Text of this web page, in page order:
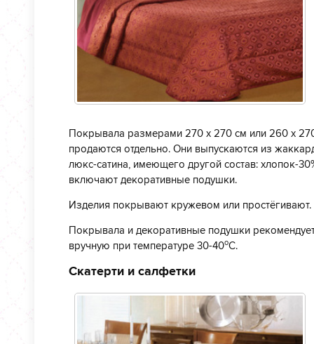
Покрывала размерами 270 х 270 см или 260 х
продаются отдельно. Они выпускаются из
люкс-сатина, имеющего другой состав: хлопок-
включают декоративные подушки.
Изделия покрывают кружевом или
Покрывала и декоративные подушки
вручную при температуре 30-40оС.
Скатерти и салфетки